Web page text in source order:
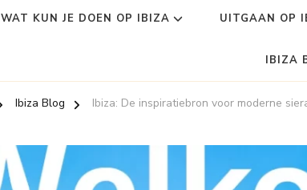
WAT KUN JE DOEN OP IBIZA UITGAAN OP
IBIZA
Ibiza Blog Ibiza: De inspiratiebron voor moderne